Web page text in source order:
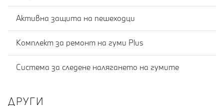
Активна защита на пешеходци
Комплект за ремонт на гуми Plus
Система за следене налягането на гумите
ДРУГИ